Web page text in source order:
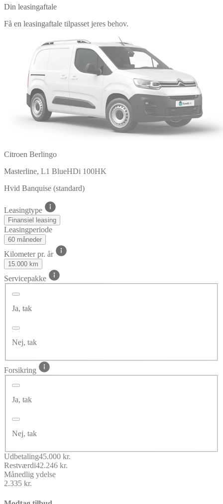
Din leasingaftale
Få en leasingaftale tilpasset jeres behov.
Citroen Berlingo
Masterline, L1 BlueHDi 100HK
Hvid Banquise (standard)
Leasingtype
Finansiel leasing
Leasingperiode
60 måneder
Kilometer pr. år
15.000 km
Servicepakke
Ja, tak
Nej, tak
Forsikring
Ja, tak
Nej, tak
Udbetaling45.000 kr.
Restværdi42.246 kr.
Månedlig ydelse
2.335 kr.